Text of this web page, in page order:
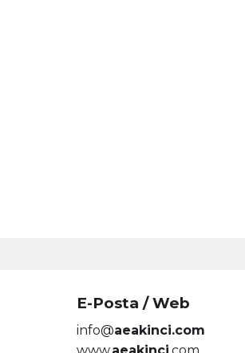
E-Posta / Web
info@aeakinci.com